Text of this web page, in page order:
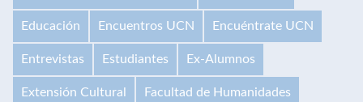
Educación Encuentros UCN Encuéntrate UCN
Entrevistas Estudiantes Ex-Alumnos
Extensión Cultural Facultad de Humanidades